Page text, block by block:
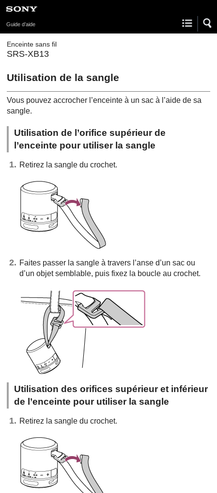
Guide d’aide
Enceinte sans fil
SRS-XB13
Utilisation de la sangle
Vous pouvez accrocher l’enceinte à un sac à l’aide de sa
sangle.
Utilisation de l’orifice supérieur de
l’enceinte pour utiliser la sangle
Retirez la sangle du crochet.
Faites passer la sangle à travers l’anse d’un sac ou
d’un objet semblable, puis fixez la boucle au crochet.
Utilisation des orifices supérieur et inférieur
de l’enceinte pour utiliser la sangle
Retirez la sangle du crochet.